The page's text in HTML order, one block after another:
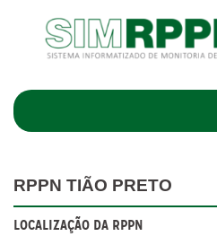
RPPN TIÃO PRETO
LOCALIZAÇÃO DA RPPN